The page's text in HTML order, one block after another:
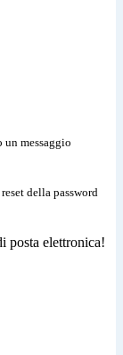
un messaggio
della password
posta elettronica!